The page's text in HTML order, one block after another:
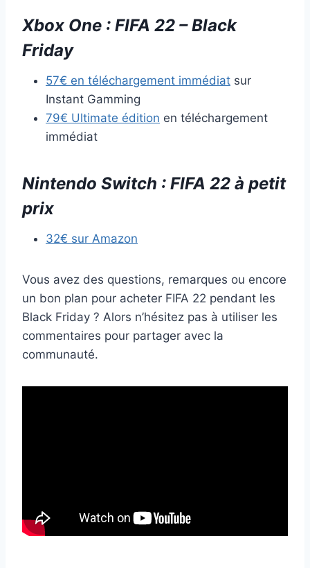
Xbox One : FIFA 22 – Black
Friday
57€ en téléchargement immédiat sur
Instant Gamming
79€ Ultimate édition en téléchargement
immédiat
Nintendo Switch : FIFA 22 à petit
prix
32€ sur Amazon
Vous avez des questions, remarques ou encore
un bon plan pour acheter FIFA 22 pendant les
Black Friday ? Alors n’hésitez pas à utiliser les
commentaires pour partager avec la
communauté.